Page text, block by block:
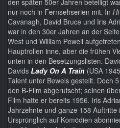
den späten 50er Jahren beteiligt
nur noch in Fernsehserien mit. In
Cavanagh, David Bruce und Iris
war in den 30er Jahren an der
West und William Powell
Hauptrollen inne, aber die frühen
unten in den Besetzungslisten.
Davids Lady On A Train (USA
Talent unter Beweis gestellt. Doch
den B-Film abgerutscht; seinen
Film hatte er bereits 1956. Iris
Jahrzehnte und ganze 158
Ursprünglich auf Komödien